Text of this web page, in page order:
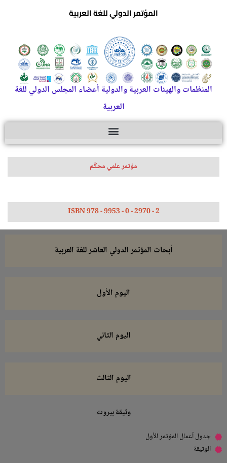
المؤتمر الدولي للغة العربية
المنظمات والهيئات العربية والدولية أعضاء المجلس الدولي للغة
العربية
مؤتمر علمي محكّم
ISBN 978 - 9953 - 0 - 2970 - 2
أبحاث المؤتمر الدولي العاشر للغة العربية
اليوم الأول
اليوم الثاني
اليوم الثالث
وثيقة بيروت
جدول أعمال المؤتمر الأول
الوثيقة